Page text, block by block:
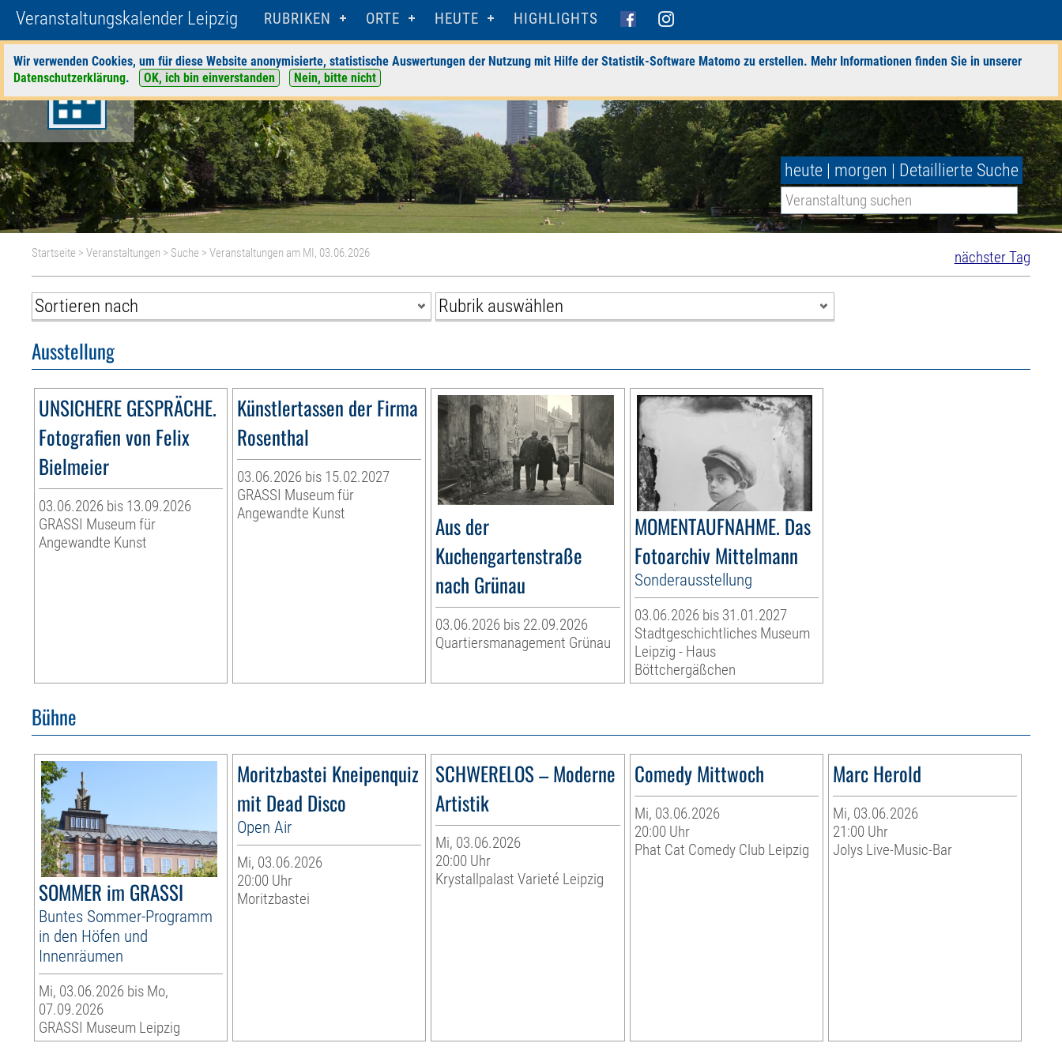
Veranstaltungskalender Leipzig RUBRIKEN ORTE HEUTE HIGHLIGHTS
Wir verwenden Cookies, um für diese Website anonymisierte, statistische Auswertungen der Nutzung mit Hilfe der Statistik-Software Matomo zu erstellen. Mehr Informationen finden Sie in unserer
Datenschutzerklärung. OK, ich bin einverstanden Nein, bitte nicht
heute | morgen | Detaillierte Suche
nächster Tag
Startseite >Veranstaltungen > Suche > Veranstaltungen am MI, 03.06.2026
Ausstellung
UNSICHERE GESPRÄCHE.
Fotografien von Felix
Bielmeier
03.06.2026 bis 13.09.2026
GRASSI Museum für
Angewandte Kunst
Künstlertassen der Firma
Rosenthal
03.06.2026 bis 15.02.2027
GRASSI Museum für
Angewandte Kunst
Aus der
Kuchengartenstraße
nach Grünau
03.06.2026 bis 22.09.2026
Quartiersmanagement Grünau
MOMENTAUFNAHME. Das
Fotoarchiv Mittelmann
Sonderausstellung
03.06.2026 bis 31.01.2027
Stadtgeschichtliches Museum
Leipzig - Haus
Böttchergäßchen
Bühne
SOMMER im GRASSI
Buntes Sommer-Programm
in den Höfen und
Innenräumen
Mi, 03.06.2026 bis Mo,
07.09.2026
GRASSI Museum Leipzig
Moritzbastei Kneipenquiz
mit Dead Disco
Open Air
Mi, 03.06.2026
20:00 Uhr
Moritzbastei
SCHWERELOS – Moderne
Artistik
Mi, 03.06.2026
20:00 Uhr
Krystallpalast Varieté Leipzig
Comedy Mittwoch
Mi, 03.06.2026
20:00 Uhr
Phat Cat Comedy Club Leipzig
Marc Herold
Mi, 03.06.2026
21:00 Uhr
Jolys Live-Music-Bar